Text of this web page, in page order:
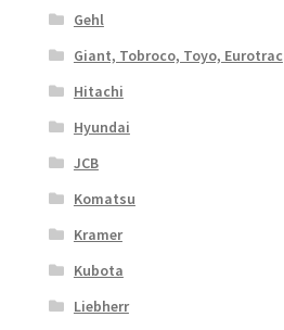
Gehl
Giant, Tobroco, Toyo, Eurotrac
Hitachi
Hyundai
JCB
Komatsu
Kramer
Kubota
Liebherr